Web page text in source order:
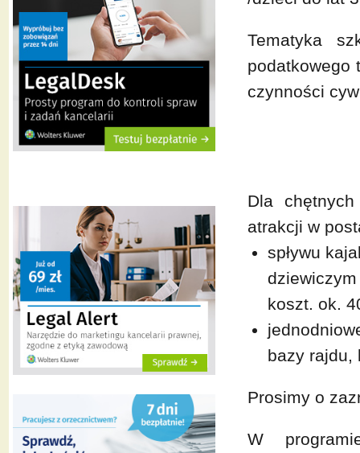
Tematyka
podatkowego
czynności
Dla
atrakcji w
spływu
dziewiczym
koszt. ok.
bazy rajdu,
Prosimy o
W